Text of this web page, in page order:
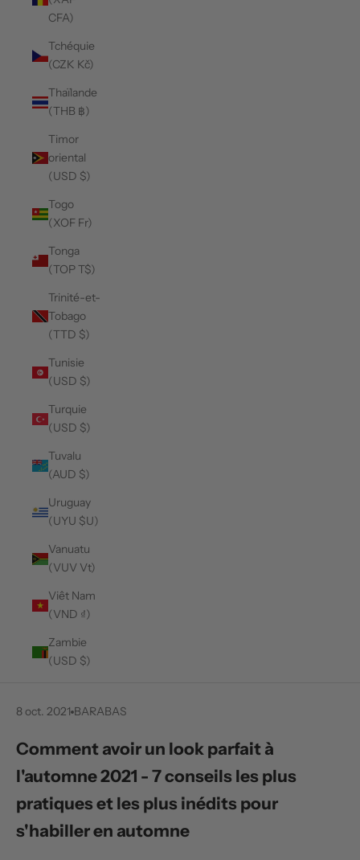
CFA)
Tchéquie
(CZK Kč)
Thaïlande
(THB ฿)
Timor
oriental
(USD $)
Togo
(XOF Fr)
Tonga
(TOP T$)
Trinité-et-
Tobago
(TTD $)
Tunisie
(USD $)
Turquie
(USD $)
Tuvalu
(AUD $)
Uruguay
(UYU $U)
Vanuatu
(VUV Vt)
Viêt Nam
(VND ₫)
Zambie
(USD $)
8 oct. 2021 BARABAS
Comment avoir un look parfait à
l'automne 2021 - 7 conseils les plus
pratiques et les plus inédits pour
s'habiller en automne